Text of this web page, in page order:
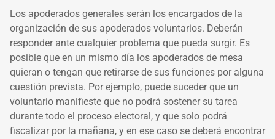
Los apoderados generales serán los encargados de la
organización de sus apoderados voluntarios. Deberán
responder ante cualquier problema que pueda surgir. Es
posible que en un mismo día los apoderados de mesa
quieran o tengan que retirarse de sus funciones por alguna
cuestión prevista. Por ejemplo, puede suceder que un
voluntario manifieste que no podrá sostener su tarea
durante todo el proceso electoral, y que solo podrá
fiscalizar por la mañana, y en ese caso se deberá encontrar